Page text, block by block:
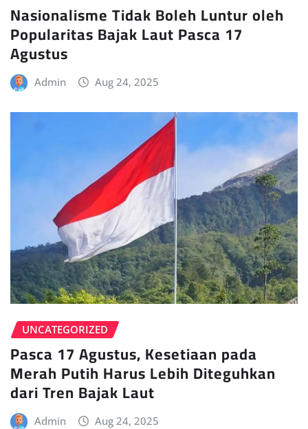
Nasionalisme Tidak Boleh Luntur oleh
Popularitas Bajak Laut Pasca 17
Agustus
Admin Aug 24, 2025
UNCATEGORIZED
Pasca 17 Agustus, Kesetiaan pada
Merah Putih Harus Lebih Diteguhkan
dari Tren Bajak Laut
Admin Aug 24, 2025